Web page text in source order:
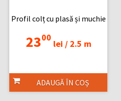
Profil colț cu plasă și muchie
2300
lei /2.5 m
ADAUGĂ ÎN COȘ